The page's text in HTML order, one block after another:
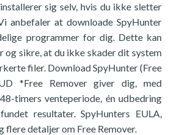
sig selv, hvis du ikke sletter
anbefaler at downloade SpyHunter
programmer for dig. Dette kan
og sikre, at du ikke skader dit system
filer. Download SpyHunter (Free
*Free Remover giver dig, med
timers venteperiode, én udbedring
resultater. SpyHunters EULA,
detaljer om Free Remover.